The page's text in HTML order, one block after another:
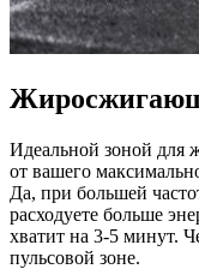
Идеальной зоной для
от вашего
Да, при большей
расходуете больше
хватит на 3-5 минут.
пульсовой зоне.